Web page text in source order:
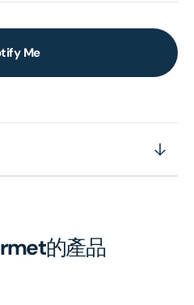
Me
的產品